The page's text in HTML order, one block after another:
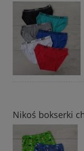
Nikoś bokserki